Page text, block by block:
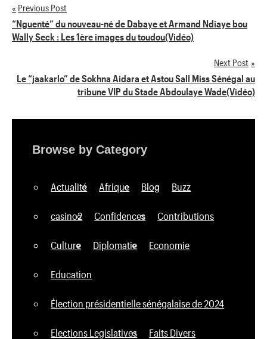
Navigation
de
Previous Post
“Nguenté” du nouveau-né de Dabaye et Armand Ndiaye bou
Wally Seck : Les 1ère images du toudou(Vidéo)
Next Post
Le “jaakarlo” de Sokhna Aidara et Astou Sall Miss Sénégal au
tribune VIP du Stade Abdoulaye Wade(Vidéo)
Browse by Category
Actualité Afrique Blog Buzz
casino2 Confidences Contributions
Culture Diplomatie Economie
Education
Élection présidentielle sénégalaise de 2024
Elections Legislatives Faits Divers